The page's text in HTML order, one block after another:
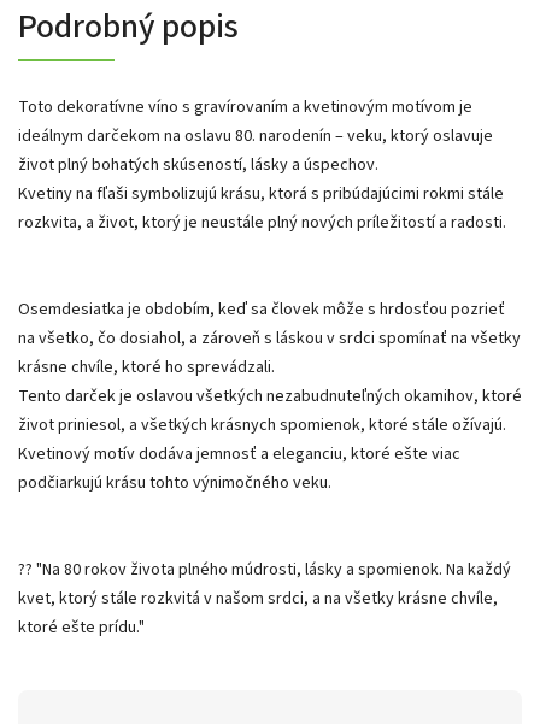
Podrobný popis
Toto dekoratívne víno s gravírovaním a kvetinovým motívom je
ideálnym darčekom na oslavu 80. narodenín – veku, ktorý oslavuje
život plný bohatých skúseností, lásky a úspechov.
Kvetiny na fľaši symbolizujú krásu, ktorá s pribúdajúcimi rokmi stále
rozkvita, a život, ktorý je neustále plný nových príležitostí a radosti.
Osemdesiatka je obdobím, keď sa človek môže s hrdosťou pozrieť
na všetko, čo dosiahol, a zároveň s láskou v srdci spomínať na všetky
krásne chvíle, ktoré ho sprevádzali.
Tento darček je oslavou všetkých nezabudnuteľných okamihov, ktoré
život priniesol, a všetkých krásnych spomienok, ktoré stále ožívajú.
Kvetinový motív dodáva jemnosť a eleganciu, ktoré ešte viac
podčiarkujú krásu tohto výnimočného veku.
?? "Na 80 rokov života plného múdrosti, lásky a spomienok. Na každý
kvet, ktorý stále rozkvitá v našom srdci, a na všetky krásne chvíle,
ktoré ešte prídu."